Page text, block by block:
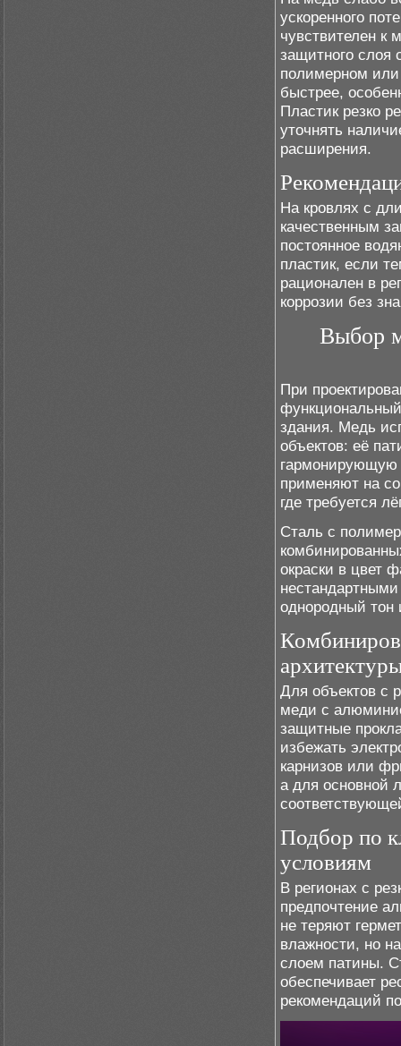
ускоренного
чувствителен к
защитного слоя
полимерном или
быстрее,
Пластик резко
уточнять
расширения.
На кровлях с
качественным
постоянное
пластик, если
рационален в
коррозии без
Выбор
При
функциональный
здания. Медь
объектов: её
применяют на
где требуется
Сталь с
окраски в цвет
однородный тон
Для объектов с
меди с
защитные
избежать
карнизов или
а для основной
Подбор по
условиям
В регионах с
предпочтение
не теряют
влажности, но
слоем патины.
обеспечивает
рекомендаций